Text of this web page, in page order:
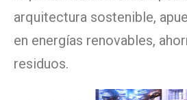
arquitectura sostenible,
en energías renovables,
residuos.